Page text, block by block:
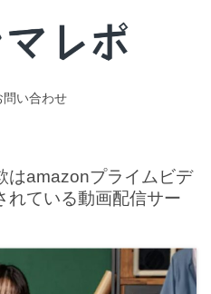
問い合わせ
はamazonプライムビデ
れている動画配信サー